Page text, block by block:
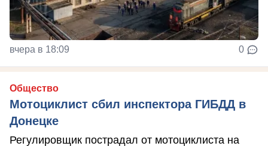
вчера в 18:09 0
Общество
Мотоциклист сбил инспектора ГИБДД в
Донецке
Регулировщик пострадал от мотоциклиста на